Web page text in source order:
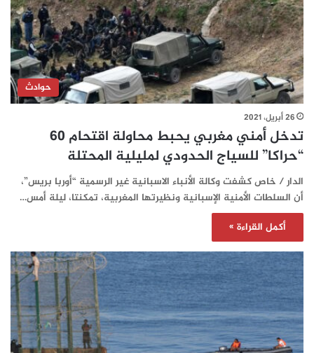
حوادث
26 أبريل، 2021
تدخل أمني مغربي يحبط محاولة اقتحام 60
“حراكا” للسياج الحدودي لمليلية المحتلة
الدار / خاص كشفت وكالة الأنباء الاسبانية غير الرسمية “أوربا بريس”،
أن السلطات الأمنية الإسبانية ونظيرتها المغربية، تمكنتا، ليلة أمس…
أكمل القراءة »